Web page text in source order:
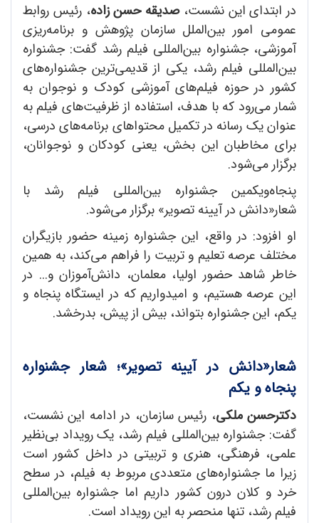
در ابتدای این نشست،صدیقه حسن زاده، رئیس روابط
عمومی امور بین‌الملل سازمان پژوهش و برنامه‌ریزی
آموزشی، جشنواره بین‌المللی فیلم رشد گفت: جشنواره
بین‌المللی فیلم رشد، یکی از قدیمی‌ترین جشنواره‌های
کشور در حوزه فیلم‌های آموزشی کودک و نوجوان به
شمار می‌رود که با هدف، استفاده از ظرفیت‌های فیلم به
عنوان یک رسانه در تکمیل محتواهای برنامه‌های درسی،
برای مخاطبان این بخش، یعنی کودکان و نوجوانان،
برگزار می‌شود.
پنجاه‌ویکمین جشنواره بین‌المللی فیلم رشد با
شعار«دانش در آیینه تصویر» برگزار می‌شود.
او افزود: در واقع، این جشنواره زمینه حضور بازیگران
مختلف عرصه تعلیم و تربیت را فراهم می‌کند، به همین
خاطر شاهد حضور اولیا، معلمان، دانش‌آموزان و... در
این عرصه هستیم، و امیدواریم که در ایستگاه پنجاه و
یکم، این جشنواره بتواند، بیش از پیش، بدرخشد.
شعار«دانش در آیینه تصویر»؛ شعار جشنواره
پنجاه و یکم
دکترحسن ملکی، رئیس سازمان، در ادامه این نشست،
گفت: جشنواره بین‌المللی فیلم رشد، یک رویداد بی‌نظیر
علمی، فرهنگی، هنری و تربیتی در داخل کشور است
زیرا ما جشنواره‌های متعددی مربوط به فیلم، در سطح
خرد و کلان درون کشور داریم اما جشنواره بین‌المللی
فیلم رشد، تنها منحصر به این رویداد است.